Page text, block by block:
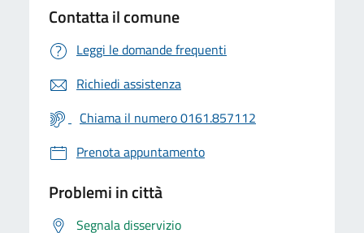
Contatta il comune
Leggi le domande frequenti
Richiedi assistenza
Chiama il numero 0161.857112
Prenota appuntamento
Problemi in città
Segnala disservizio